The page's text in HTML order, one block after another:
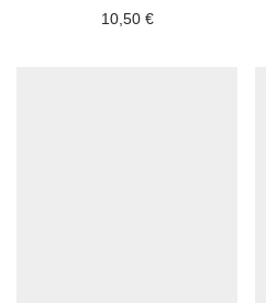
10,50 €